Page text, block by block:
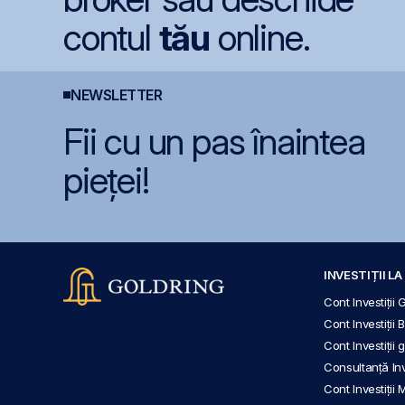
contul tău online.
NEWSLETTER
Fii cu un pas înaintea
pieței!
INVESTIȚII LA
Cont Investiții
Cont Investiții
Cont Investiții
Consultanță
Cont Investiții